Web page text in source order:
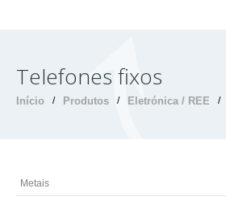
Telefones fixos
Início / Produtos / Eletrónica / REE /
Metais